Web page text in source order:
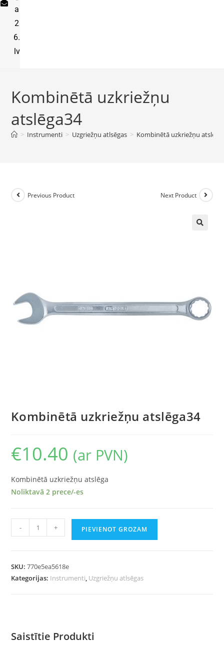
a
2
6.
lv
Kombinētā uzkriežņu
atslēga34
> Instrumenti > Uzgriežņu atlsēgas > Kombinētā uzkriežņu
Previous Product Next Product
Kombinētā uzkriežņu atslēga34
€10.40 (ar PVN)
Kombinētā uzkriežņu atslēga
Noliktavā 2 prece/-es
- + PIEVIENOT GROZAM
SKU:770e5ea5618e
Kategorijas: Instrumenti, Uzgriežņu atlsēgas
Saistītie Produkti